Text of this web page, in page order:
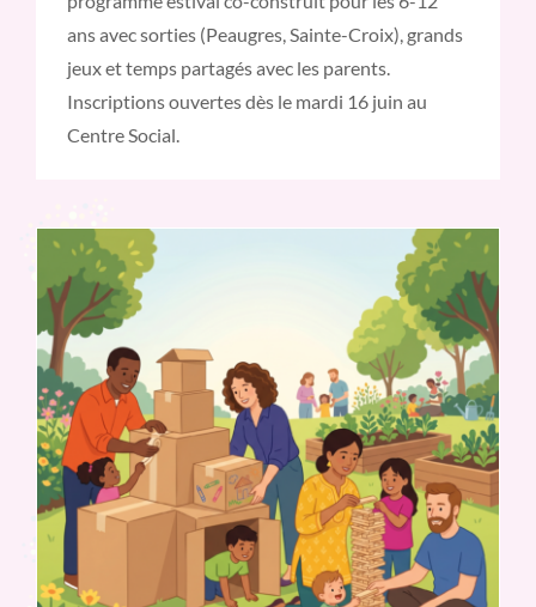
ans avec sorties (Peaugres, Sainte-Croix), grands
jeux et temps partagés avec les parents.
Inscriptions ouvertes dès le mardi 16 juin au
Centre Social.